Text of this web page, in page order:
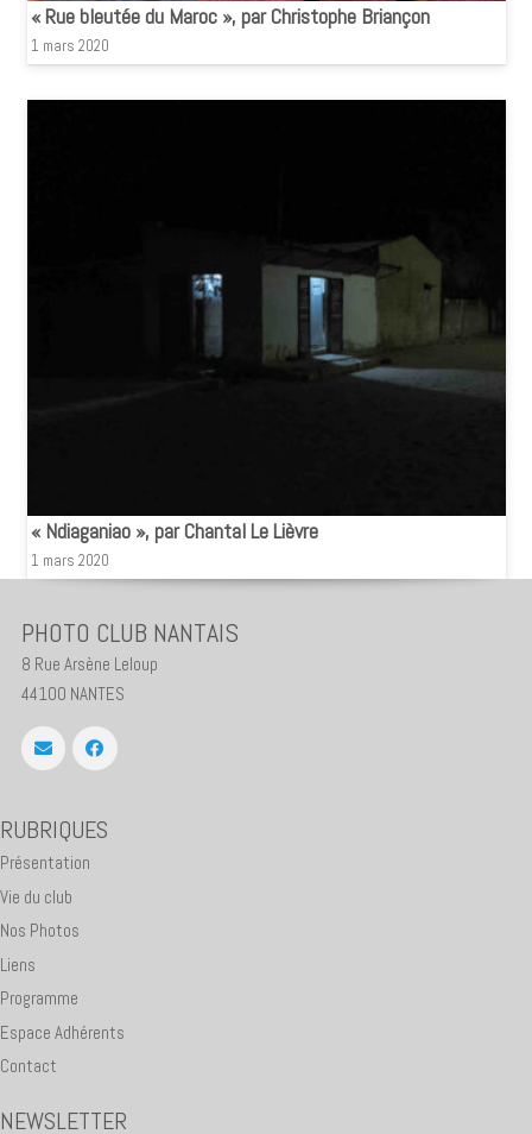
« Rue bleutée du Maroc », par Christophe Briançon
1 mars 2020
« Ndiaganiao », par Chantal Le Lièvre
1 mars 2020
PHOTO CLUB NANTAIS
8 Rue Arsène Leloup
44100 NANTES
RUBRIQUES
Présentation
Vie du club
Nos Photos
Liens
Programme
Espace Adhérents
Contact
NEWSLETTER